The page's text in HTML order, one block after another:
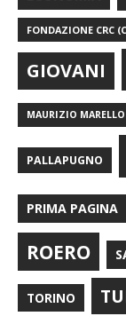
FONDAZIONE CRC
GIOVANI
MAURIZIO MARELLO
PALLAPUGNO
PRIMA PAGINA
ROERO
TORINO